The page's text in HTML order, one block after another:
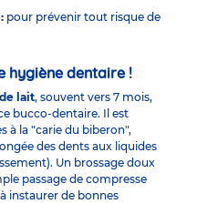
pour prévenir tout risque de
hygiène dentaire !
lait, souvent vers 7 mois,
bucco-dentaire. Il est
à la "carie du biberon",
des dents aux liquides
Un brossage doux
passage de compresse
instaurer de bonnes